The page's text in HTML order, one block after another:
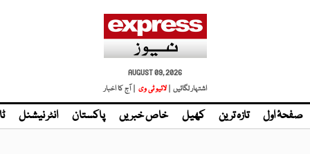
AUGUST 09, 2026
اشتہار لگائیں |
| آج کا اخبار
صفحۂ اول تازہ ترین کھیل خاص خبریں پاکستان انٹر نیشنل